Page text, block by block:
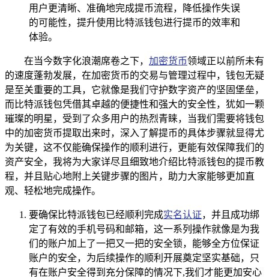
用户更清晰、准确地完成提币流程，降低操作失误
的可能性，提升使用比特派钱包进行提币的效率和
体验。
在当今数字化浪潮席卷之下， 加密货币领域正以前所未有
的速度蓬勃发展，在加密货币的交易与管理过程中，钱包无疑
是至关重要的工具，它就像是我们守护数字资产的坚固堡垒，
而比特派钱包凭借其卓越的便捷性和强大的安全性，犹如一颗
璀璨的明星，受到了众多用户的热烈青睐，当我们需要将钱包
中的加密货币提取出来时，深入了解提币的具体步骤就显得尤
为关键，这不仅能确保操作的顺利进行，更能有效保障我们的
资产安全，我将为大家详尽且细致地介绍比特派钱包的提币教
程，并且贴心地附上关键步骤的图片，助力大家能够更加直
观、轻松地完成操作。
要确保比特派钱包已经顺利完成实名认证，并且成功绑
定了有效的手机号码和邮箱，这一系列操作就像是为我
们的账户加上了一把又一把的安全锁，能够全方位保证
账户的安全，为后续操作的顺利开展奠定坚实基础，只
有在账户安全得到充分保障的情况下,我们才能更加安心